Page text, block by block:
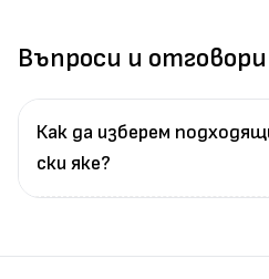
Въпроси и отговори
Как да изберем
ски яке?
Измеретеобиколкатана